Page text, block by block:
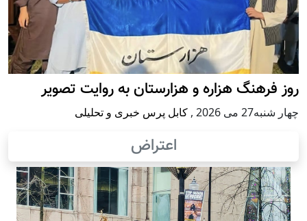
روز فرهنگ هزاره و هزارستان به روایت تصویر
چهار شنبه27 می 2026 , کابل پرس خبری و تحلیلی
اعتراض